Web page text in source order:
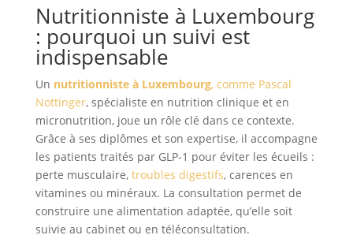
Nutritionniste à Luxembourg
: pourquoi un suivi est
indispensable
Un nutritionniste à Luxembourg, comme Pascal
Nottinger, spécialiste en nutrition clinique et en
micronutrition, joue un rôle clé dans ce contexte.
Grâce à ses diplômes et son expertise, il accompagne
les patients traités par GLP-1 pour éviter les écueils :
perte musculaire, troubles digestifs, carences en
vitamines ou minéraux. La consultation permet de
construire une alimentation adaptée, qu’elle soit
suivie au cabinet ou en téléconsultation.